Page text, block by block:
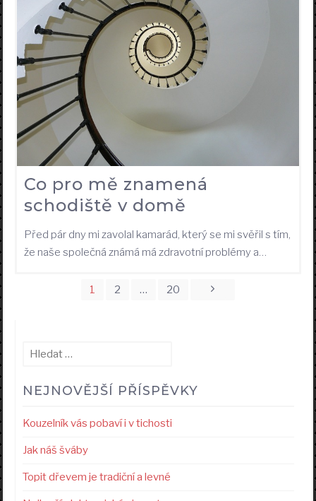
Co pro mě znamená
schodiště v domě
Před pár dny mi zavolal kamarád, který se mi svěřil s tím,
že naše společná známá má zdravotní problémy a…
Stránkování
1 2 … 20
Vyhledávání
NEJNOVĚJŠÍ PŘÍSPĚVKY
Kouzelník vás pobaví i v tichosti
Jak náš šváby
Topit dřevem je tradiční a levné